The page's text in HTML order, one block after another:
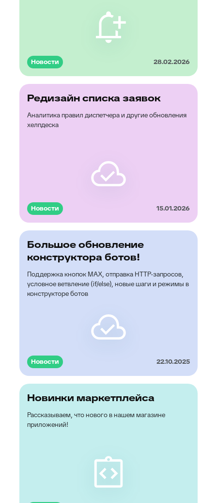
Новости 28.02.2026
Редизайн списка заявок
Аналитика правил диспетчера и другие обновления
хелпдеска
Новости 15.01.2026
Большое обновление
конструктора ботов!
Поддержка кнопок MAX, отправка HTTP-запросов,
условное ветвление (if/else), новые шаги и режимы в
конструкторе ботов
Новости 22.10.2025
Новинки маркетплейса
Рассказываем, что нового в нашем магазине
приложений!